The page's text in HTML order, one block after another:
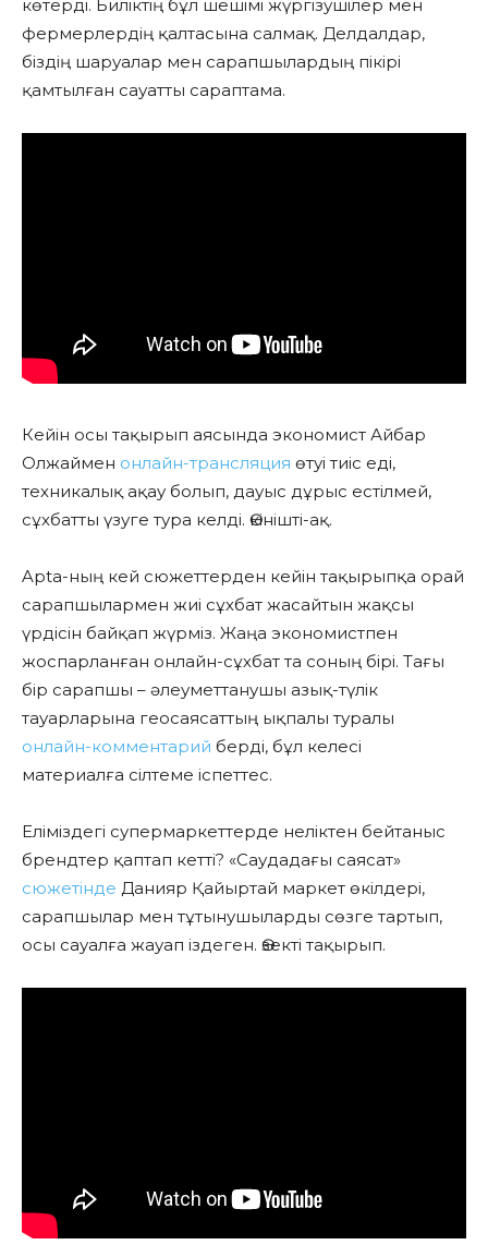
көтерді. Биліктің бұл шешімі жүргізушілер мен
фермерлердің қалтасына салмақ. Делдалдар,
біздің шаруалар мен сарапшылардың пікірі
қамтылған сауатты сараптама.
Кейін осы тақырып аясында экономист Айбар
Олжаймен онлайн-трансляция өтуі тиіс еді,
техникалық ақау болып, дауыс дұрыс естілмей,
сұхбатты үзуге тура келді. Өкінішті-ақ.
Apta-ның кей сюжеттерден кейін тақырыпқа орай
сарапшылармен жиі сұхбат жасайтын жақсы
үрдісін байқап жүрміз. Жаңа экономистпен
жоспарланған онлайн-сұхбат та соның бірі. Тағы
бір сарапшы – әлеуметтанушы азық-түлік
тауарларына геосаясаттың ықпалы туралы
онлайн-комментарий берді, бұл келесі
материалға сілтеме іспеттес.
Еліміздегі супермаркеттерде неліктен бейтаныс
брендтер қаптап кетті? «Саудадағы саясат»
сюжетінде Данияр Қайыртай маркет өкілдері,
сарапшылар мен тұтынушыларды сөзге тартып,
осы сауалға жауап іздеген. Өзекті тақырып.